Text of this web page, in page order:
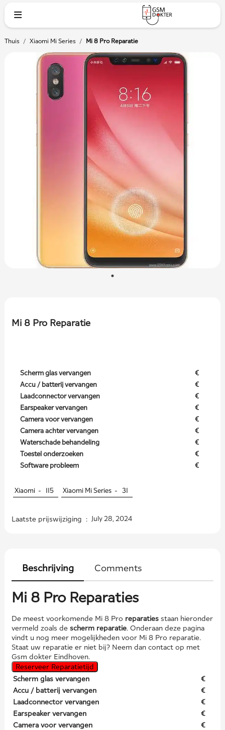
Thuis / Xiaomi Mi Series / Mi 8 Pro Reparatie
Mi 8 Pro Reparatie
Scherm glas vervangen
€
Accu / batterij vervangen
€
Laadconnector vervangen
€
Earspeaker vervangen
€
Camera voor vervangen
€
Camera achter vervangen
€
Waterschade behandeling
€
Toestel onderzoeken
€
Software probleem
€
Xiaomi - 115 Xiaomi Mi Series - 31
Laatste prijswijziging : July 28, 2024
Beschrijving Comments
Mi 8 Pro Reparaties
De meest voorkomende Mi 8 Pro reparatiesstaan hieronder
vermeld zoals de scherm reparatie. Onderaan deze pagina
vindt u nog meer mogelijkheden voor Mi 8 Pro reparatie.
Staat uw reparatie er niet bij? Neem dan contact op met
Gsm dokter Eindhoven.
Reserveer Reparatietijd
Scherm glas vervangen
€
Accu / batterij vervangen
€
Laadconnector vervangen
€
Earspeaker vervangen
€
Camera voor vervangen
€